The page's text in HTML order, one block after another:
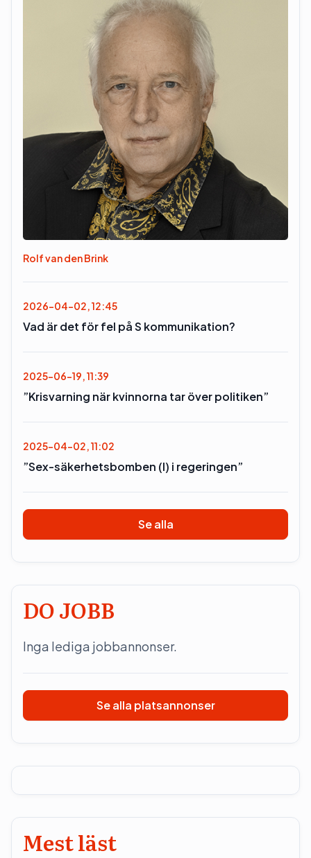
Rolf van den Brink
2026-04-02, 12:45
Vad är det för fel på S kommunikation?
2025-06-19, 11:39
”Krisvarning när kvinnorna tar över politiken”
2025-04-02, 11:02
”Sex-säkerhetsbomben (l) i regeringen”
Se alla
DO JOBB
Inga lediga jobbannonser.
Se alla platsannonser
Mest läst